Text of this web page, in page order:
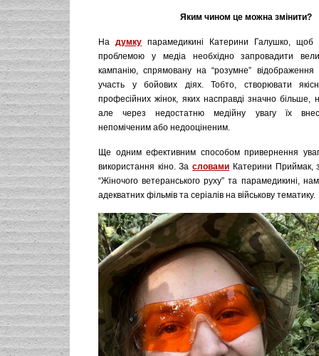
Яким чином це можна змінити?
На думку парамедикині Катерини Галушко, щоб
проблемою у медіа необхідно запровадити
кампанію, спрямовану на “розумне” відображення
участь у бойових діях. Тобто, створювати
професійних жінок, яких насправді значно більше,
але через недостатню медійну увагу їх
непоміченим або недооціненим.
Ще одним ефективним способом привернення
використання кіно. Засловами Катерини Приймак,
“Жіночого ветеранського руху” та парамедикині,
адекватних фільмів та серіалів на військову тематику.